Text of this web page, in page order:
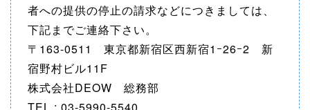
者への提供の停止の請求などにつきましては、
下記までご連絡下さい。
〒163-0511 東京都新宿区西新宿1ｰ26ｰ2 新
宿野村ビル11F
株式会社DEOW 総務部